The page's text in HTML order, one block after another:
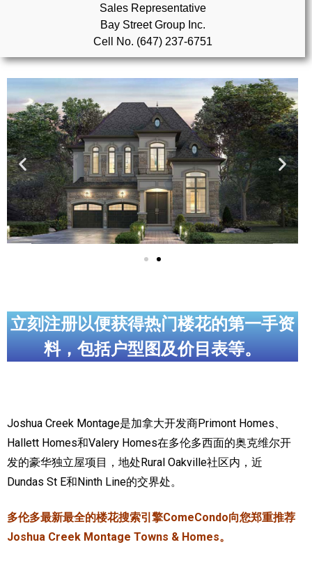
实用链接
加拿大房地产网站
大多伦多教育网站
大多伦多医疗机构
加拿大银行贷款机构
大多伦多交通网络
常用查询工具
地产杂谈
为什么移民加拿大
加拿大的历史文化
定居安大略省
安大略省免费医疗保险
加拿大的福利制度
Sales Representative
Bay Street Group Inc.
Cell No. (647) 237-6751
立刻注册以便获得热门楼花的第一手资
料，包括户型图及价目表等。
Joshua Creek Montage是加拿大开发商Primont Homes、
Hallett Homes和Valery Homes在多伦多西面的奥克维尔开
发的豪华独立屋项目，地处Rural Oakville社区内，近
Dundas St E和Ninth Line的交界处。
多伦多最新最全的楼花搜索引擎ComeCondo向您郑重推荐
Joshua Creek Montage Towns & Homes。